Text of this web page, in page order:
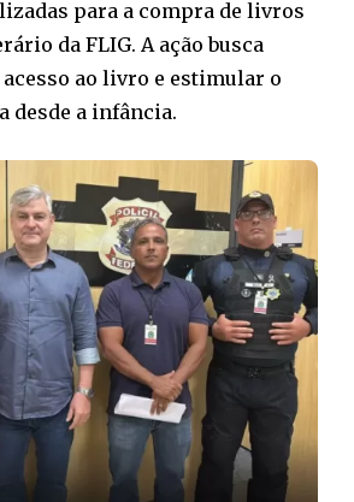
para a compra de livros
da FLIG. A ação busca
ao livro e estimular o
desde a infância.